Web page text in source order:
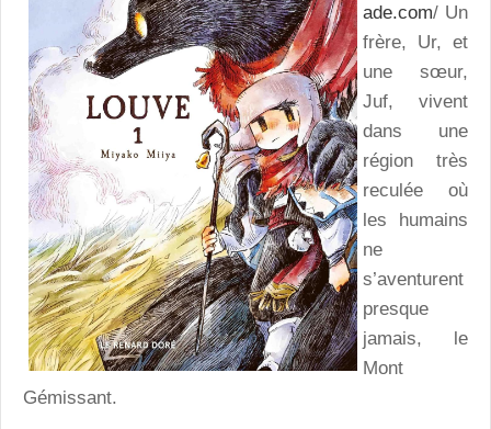
ade.com/ Un
frère, Ur, et
une sœur,
Juf, vivent
dans une
région très
reculée où
les humains
ne
s’aventurent
presque
jamais, le
Mont
Gémissant.